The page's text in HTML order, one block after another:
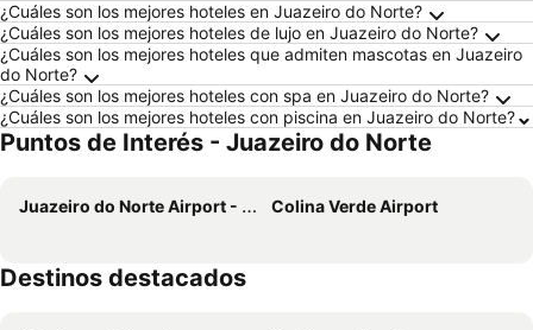
¿Cuáles son los mejores hoteles en Juazeiro do Norte?
¿Cuáles son los mejores hoteles de lujo en Juazeiro do Norte?
¿Cuáles son los mejores hoteles que admiten mascotas en Juazeiro
do Norte?
¿Cuáles son los mejores hoteles con spa en Juazeiro do Norte?
¿Cuáles son los mejores hoteles con piscina en Juazeiro do Norte?
Puntos de Interés - Juazeiro do Norte
Juazeiro do Norte Airport - Orlando Bezerra de Menezes Colina Verde Airport
Destinos destacados